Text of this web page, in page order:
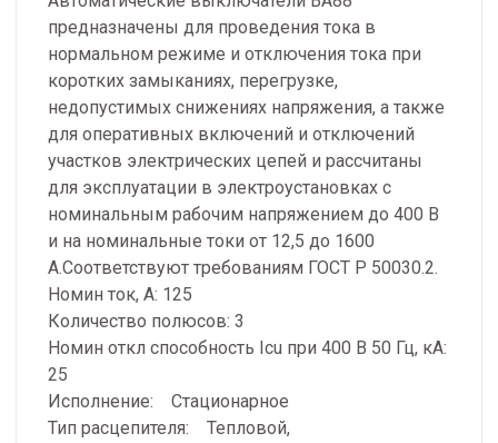
предназначены для проведения тока в
нормальном режиме и отключения тока при
коротких замыканиях, перегрузке,
недопустимых снижениях напряжения, а также
для оперативных включений и отключений
участков электрических цепей и рассчитаны
для эксплуатации в электроустановках с
номинальным рабочим напряжением до 400 В
и на номинальные токи от 12,5 до 1600
А.Соответствуют требованиям ГОСТ Р 50030.2.
Номин ток, А: 125
Количество полюсов: 3
Номин откл способность Icu при 400 В 50 Гц, кА:
25
Исполнение: Стационарное
Тип расцепителя: Тепловой,